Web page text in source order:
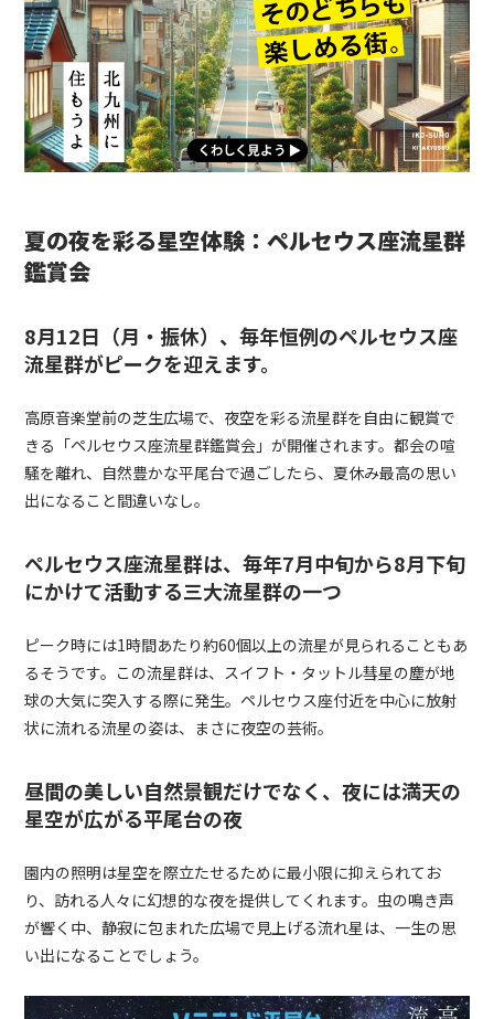
夏の夜を彩る星空体験：ペルセウス座流星群
鑑賞会
8月12日（月・振休）、毎年恒例のペルセウス座
流星群がピークを迎えます。
高原音楽堂前の芝生広場で、夜空を彩る流星群を自由に観賞で
きる「ペルセウス座流星群鑑賞会」が開催されます。都会の喧
騒を離れ、自然豊かな平尾台で過ごしたら、夏休み最高の思い
出になること間違いなし。
ペルセウス座流星群は、毎年7月中旬から8月下旬
にかけて活動する三大流星群の一つ
ピーク時には1時間あたり約60個以上の流星が見られることもあ
るそうです。この流星群は、スイフト・タットル彗星の塵が地
球の大気に突入する際に発生。ペルセウス座付近を中心に放射
状に流れる流星の姿は、まさに夜空の芸術。
昼間の美しい自然景観だけでなく、夜には満天の
星空が広がる平尾台の夜
園内の照明は星空を際立たせるために最小限に抑えられてお
り、訪れる人々に幻想的な夜を提供してくれます。虫の鳴き声
が響く中、静寂に包まれた広場で見上げる流れ星は、一生の思
い出になることでしょう。